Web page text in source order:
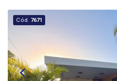
09:00
10:00
Cód. 7671